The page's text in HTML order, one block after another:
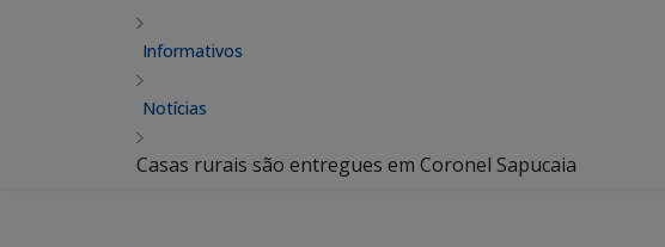
Informativos
Notícias
Casas rurais são entregues em Coronel Sapucaia